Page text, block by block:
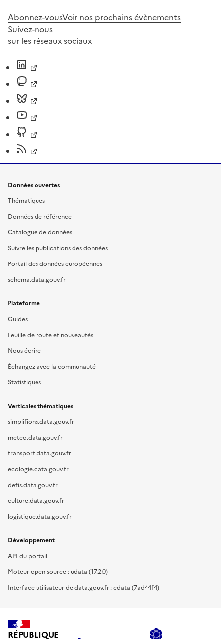
Abonnez-vousVoir nos prochains évènements
Suivez-nous
sur les réseaux sociaux
Données ouvertes
Thématiques
Données de référence
Catalogue de données
Suivre les publications des données
Portail des données européennes
schema.data.gouv.fr
Plateforme
Guides
Feuille de route et nouveautés
Nous écrire
Échangez avec la communauté
Statistiques
Verticales thématiques
simplifions.data.gouv.fr
meteo.data.gouv.fr
transport.data.gouv.fr
ecologie.data.gouv.fr
defis.data.gouv.fr
culture.data.gouv.fr
logistique.data.gouv.fr
Développement
API du portail
Moteur open source : udata (17.2.0)
Interface utilisateur de data.gouv.fr : cdata (7ad44f4)
RÉPUBLIQUE